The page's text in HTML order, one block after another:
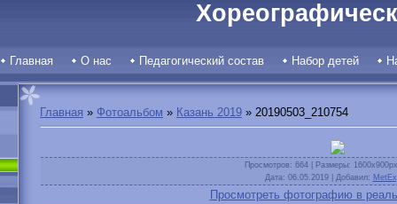
Главная О нас Педагогический состав Набор детей
Главная » Фотоальбом » Казань 2019 » 20190503_210754
Просмотров: 664 | Размеры:
Дата: 06.05.2019 | Добавил:
Просмотреть фотографию в